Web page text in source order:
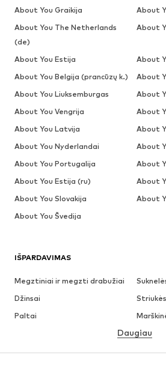
IŠPARDAVIMAS
Megztiniai ir megzti drabužiai
Džinsai
Striukės
Paltai
Apatiniai
Daugiau
About You Graikija
About
About You The Netherlands
(de)
About
About You Estija
About
About You Belgija (prancūzų k.)
About
About You Liuksemburgas
About
About You Vengrija
About
About You Latvija
About
About You Nyderlandai
About
About You Portugalija
About
About You Estija (ru)
About
About You Slovakija
About
About You Švedija